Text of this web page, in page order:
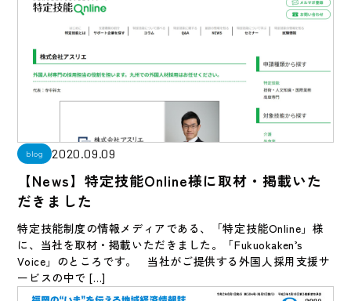
blog 2020.09.09
【News】特定技能Online様に取材・掲載いた
だきました
特定技能制度の情報メディアである、「特定技能Online」様
に、当社を取材・掲載いただきました。「Fukuokaken’s
Voice」のところです。 当社がご提供する外国人採用支援サ
ービスの中で […]